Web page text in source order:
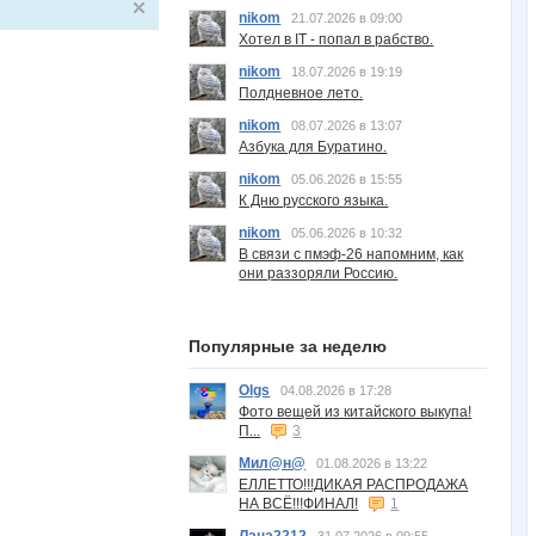
nikom 21.07.2026 в 09:00
Хотел в IT - попал в рабство.
nikom
18.07.2026 в 19:19
Полдневное лето.
nikom
08.07.2026 в 13:07
Азбука для Буратино.
nikom
05.06.2026 в 15:55
К Дню русского языка.
nikom
05.06.2026 в 10:32
В связи с пмэф-26 напомним, как
они раззоряли Россию.
Популярные за неделю
Olgs 04.08.2026 в 17:28
Фото вещей из китайского выкупа!
П...
3
Мил@н@
01.08.2026 в 13:22
ЕЛЛЕТТО!!!ДИКАЯ РАСПРОДАЖА
НА ВСЁ!!!ФИНАЛ!
1